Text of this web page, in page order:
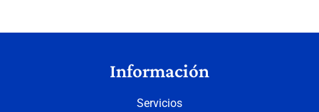
Información
Servicios